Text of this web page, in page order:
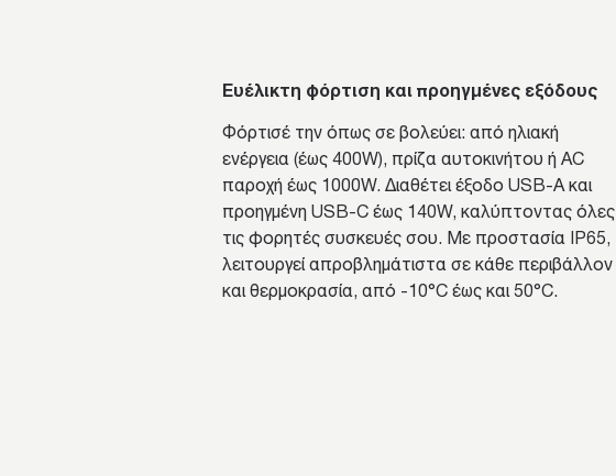
Ευέλικτη φόρτιση και προηγμένες εξόδους
Φόρτισέ την όπως σε βολεύει: από ηλιακή
ενέργεια (έως 400W), πρίζα αυτοκινήτου ή AC
παροχή έως 1000W. Διαθέτει έξοδο USB-A και
προηγμένη USB-C έως 140W, καλύπτοντας όλες
τις φορητές συσκευές σου. Με προστασία IP65,
λειτουργεί απροβλημάτιστα σε κάθε περιβάλλον
και θερμοκρασία, από -10°C έως και 50°C.